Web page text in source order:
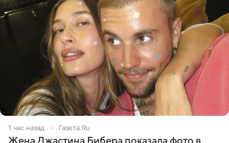
1 час назад Газета.Ru